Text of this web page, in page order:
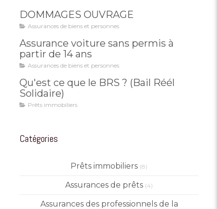
DOMMAGES OUVRAGE
Assurances de biens et personnes
Assurance voiture sans permis à
partir de 14 ans
Assurances de biens et personnes
Qu'est ce que le BRS ? (Bail Réél
Solidaire)
Prêts immobiliers
Catégories
Prêts immobiliers (8)
Assurances de prêts (4)
Assurances des professionnels de la